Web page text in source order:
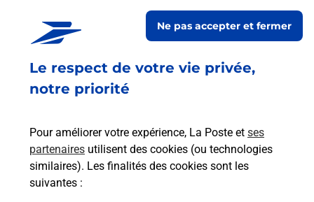
Le respect de votre vie privée,
notre priorité
Pour améliorer votre expérience, La Poste et ses
partenaires utilisent des cookies (ou technologies
similaires). Les finalités des cookies sont les
suivantes :
Ne pas accepter et fermer
Malin !
La Poste
en ligne
Ouvert 24h/24
En savoir plus